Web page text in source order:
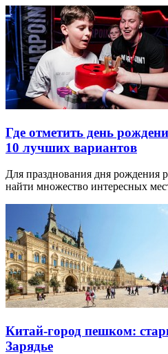
Где отметить день
10 лучших вариантов
Для празднования дня рождения
найти множество интересных
Китай-город пешком:
Зарядье